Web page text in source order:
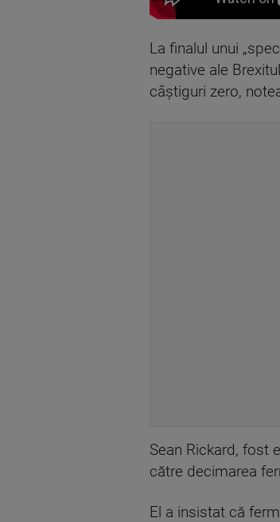
La finalul unui
negative ale
câștiguri zero,
Sean Rickard, fost
către decimarea
El a insistat că